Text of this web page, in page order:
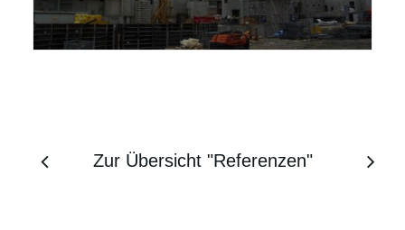
Zur Übersicht "Referenzen"